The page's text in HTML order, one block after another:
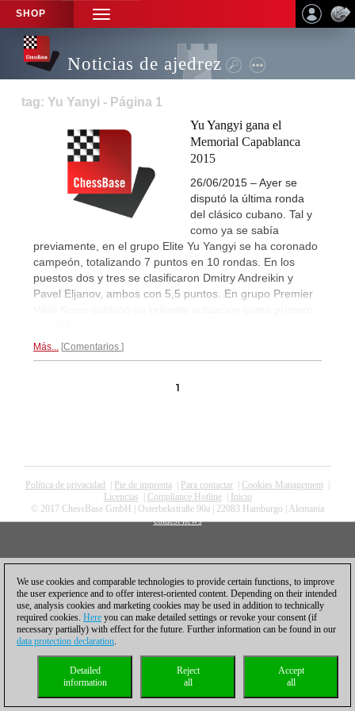
SHOP
TOGGLE
NAVIGATION
Noticias de ajedrez
tag: Yu Yanyi - Página 1
Yu Yangyi gana el
Memorial Capablanca
2015
26/06/2015 – Ayer se
disputó la última ronda
del clásico cubano. Tal y
como ya se sabía
previamente, en el grupo Elite Yu Yangyi se ha coronado
campeón, totalizando 7 puntos en 10 rondas. En los
puestos dos y tres se clasificaron Dmitry Andreikin y
Pavel Eljanov, ambos con 5,5 puntos. En grupo Premier
Más... Comentarios
1
Política de privacidad Pie de imprenta Para contactar Cookies Management
Licencias
Compliance Hotline|
Inicio
© 2017 ChessBase GmbH | Osterbekstraße 90a | 22083 Hamburgo | Alemania
coldest news
We use cookies and comparable technologies to provide certain functions, to improve
the user experience and to offer interest-oriented content. Depending on their intended
use, analysis cookies and marketing cookies may be used in addition to technically
required cookies. Here you can make detailed settings or revoke your consent (if
necessary partially) with effect for the future. Further information can be found in our
data protection declaration.
Accept
all
Reject
all
Detailed
information